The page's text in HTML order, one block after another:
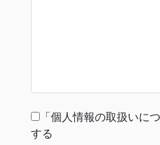
「個人情報の取扱いに
する